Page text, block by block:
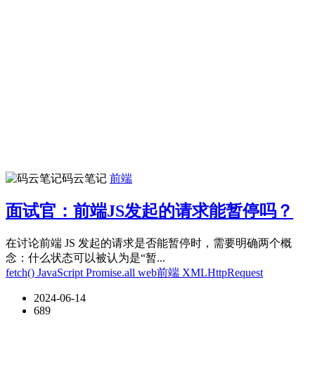
码云笔记 前端
面试官：前端JS发起的请求能暂停吗？
在讨论前端 JS 发起的请求是否能暂停时，需要明确两个概
念：什么状态可以被认为是“暂...
fetch() JavaScript Promise.all web前端 XMLHttpRequest
2024-06-14
689